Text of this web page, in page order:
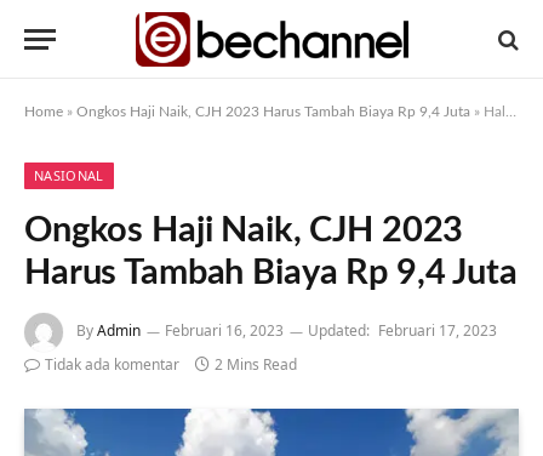
Home » Ongkos Haji Naik, CJH 2023 Harus Tambah Biaya Rp 9,4 Juta » Halaman 2
NASIONAL
Ongkos Haji Naik, CJH 2023
Harus Tambah Biaya Rp 9,4 Juta
ByAdmin Februari 16, 2023 Updated: Februari 17, 2023
Tidak ada komentar
2 Mins Read